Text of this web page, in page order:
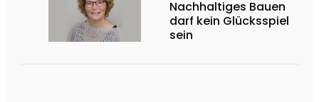
Nachhaltiges Bauen
darf kein Glücksspiel
sein